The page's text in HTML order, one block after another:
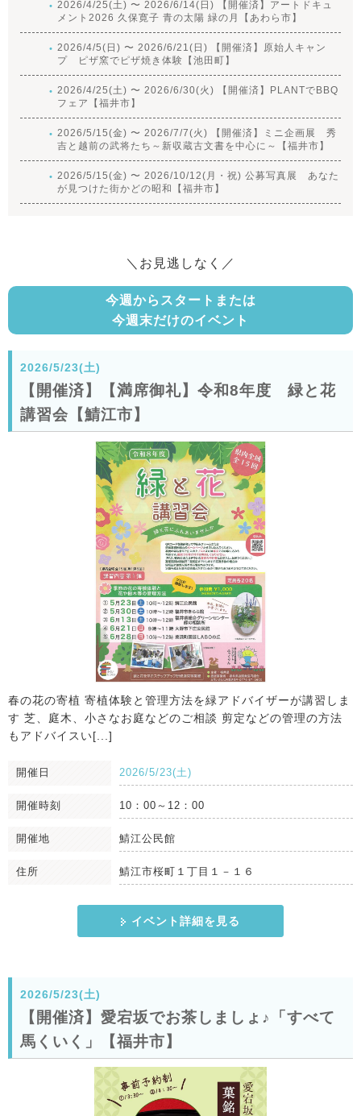
2026/4/25(土) 〜 2026/6/14(日) 【開催済】アートドキュ
メント2026 久保寛子 青の太陽 緑の月【あわら市】
2026/4/5(日) 〜 2026/6/21(日) 【開催済】原始人キャン
プ ピザ窯でピザ焼き体験【池田町】
2026/4/25(土) 〜 2026/6/30(火) 【開催済】PLANTでBBQ
フェア【福井市】
2026/5/15(金) 〜 2026/7/7(火) 【開催済】ミニ企画展 秀
吉と越前の武将たち～新収蔵古文書を中心に～【福井市】
2026/5/15(金) 〜 2026/10/12(月・祝) 公募写真展 あなた
が見つけた街かどの昭和【福井市】
＼お見逃しなく／
今週からスタートまたは
今週末だけのイベント
2026/5/23(土)
【開催済】【満席御礼】令和8年度 緑と花
講習会【鯖江市】
春の花の寄植 寄植体験と管理方法を緑アドバイザーが講習しま
す 芝、庭木、小さなお庭などのご相談 剪定などの管理の方法
もアドバイスい[...]
開催日 2026/5/23(土)
開催時刻 10：00～12：00
開催地 鯖江公民館
住所 鯖江市桜町１丁目１－１６
イベント詳細を見る
2026/5/23(土)
【開催済】愛宕坂でお茶しましょ♪「すべて
馬くいく」【福井市】